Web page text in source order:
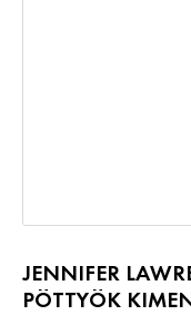
JENNIFER
PÖTTYÖK